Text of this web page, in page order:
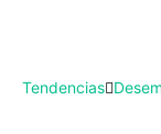
Tendencias